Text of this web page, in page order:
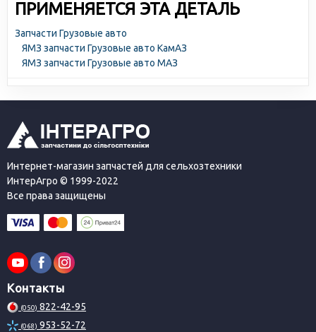
ПРИМЕНЯЕТСЯ ЭТА ДЕТАЛЬ
Запчасти Грузовые авто
ЯМЗ запчасти Грузовые авто КамАЗ
ЯМЗ запчасти Грузовые авто МАЗ
Интернет-магазин запчастей для сельхозтехники
ИнтерАгро © 1999-2022
Все права защищены
Контакты
(050) 822-42-95
(068) 953-52-72